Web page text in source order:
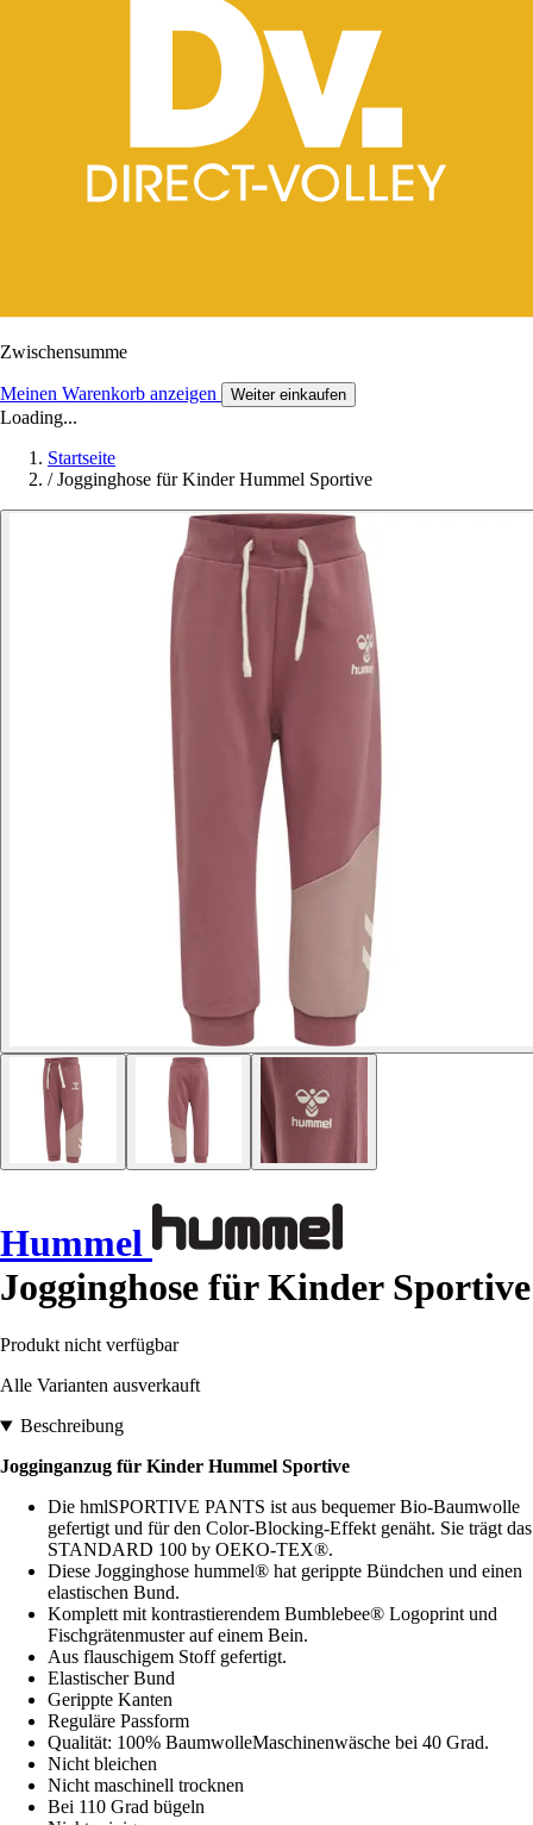
Zwischensumme
Meinen Warenkorb anzeigen Weiter einkaufen
Loading...
Startseite
/ Jogginghose für Kinder Hummel Sportive
Hummel
Jogginghose für Kinder Sportive
Produkt nicht verfügbar
Alle Varianten ausverkauft
Beschreibung
Jogginganzug für Kinder Hummel Sportive
Die hmlSPORTIVE PANTS ist aus bequemer Bio-Baumwolle
gefertigt und für den Color-Blocking-Effekt genäht. Sie trägt das
STANDARD 100 by OEKO-TEX®.
Diese Jogginghose hummel® hat gerippte Bündchen und einen
elastischen Bund.
Komplett mit kontrastierendem Bumblebee® Logoprint und
Fischgrätenmuster auf einem Bein.
Aus flauschigem Stoff gefertigt.
Elastischer Bund
Gerippte Kanten
Reguläre Passform
Qualität: 100% BaumwolleMaschinenwäsche bei 40 Grad.
Nicht bleichen
Nicht maschinell trocknen
Bei 110 Grad bügeln